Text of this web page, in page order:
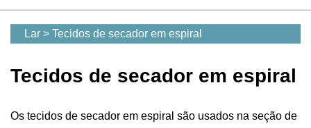
Lar > Tecidos de secador em espiral
Tecidos de secador em espiral
Os tecidos de secador em espiral são usados na seção de